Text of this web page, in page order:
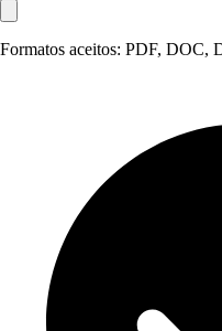
Formatos aceitos: PDF,